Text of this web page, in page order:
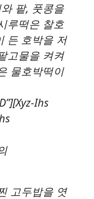
팥, 풋콩을
루떡은 찰호
든 호박을 저
고물을 켜켜
물호박떡이
Ihs
고두밥을 엿